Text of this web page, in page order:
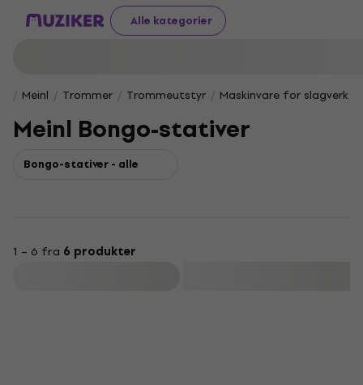
Alle kategorier
Meinl Trommer Trommeutstyr Maskinvare for slagverk
Meinl Bongo-stativer
Bongo-stativer - alle
1 – 6 fra 6 produkter